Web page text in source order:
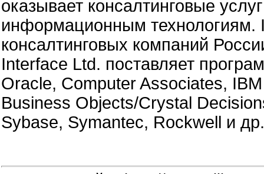
оказывает консалтинговые
информационным технологиям.
консалтинговых компаний
Interface Ltd. поставляет
Oracle, Computer Associates,
Business Objects/Crystal
Sybase, Symantec, Rockwell и др.